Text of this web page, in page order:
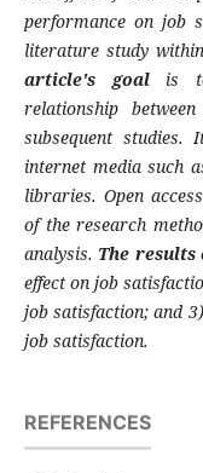
performance on job
literature study
article's goalis to
relationship
subsequent studies.
internet media such
libraries. Open
of the research
analysis. The results
effect on job
job satisfaction; and
job satisfaction.
REFERENCES